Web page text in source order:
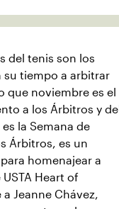
del tenis son los
su tiempo a arbitrar
que noviembre es el
a los Árbitros y del
la Semana de
Árbitros, es un
homenajear a
Heart of
Jeanne Chávez,